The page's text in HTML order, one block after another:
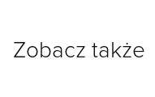
Zobacz także